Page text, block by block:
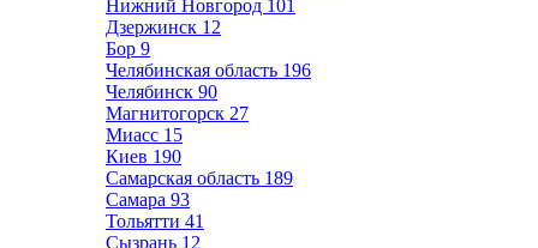
Нижний Новгород 101
Дзержинск 12
Бор 9
Челябинская область 196
Челябинск 90
Магнитогорск 27
Миасс 15
Киев 190
Самарская область 189
Самара 93
Тольятти 41
Сызрань 12